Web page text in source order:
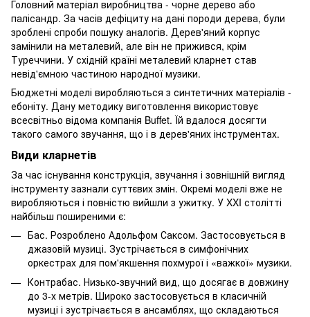
Головний матеріал виробництва - чорне дерево або
палісандр. За часів дефіциту на дані породи дерева, були
зроблені спроби пошуку аналогів. Дерев'яний корпус
замінили на металевий, але він не прижився, крім
Туреччини. У східній країні металевий кларнет став
невід'ємною частиною народної музики.
Бюджетні моделі виробляються з синтетичних матеріалів -
ебоніту. Дану методику виготовлення використовує
всесвітньо відома компанія Buffet. Їй вдалося досягти
такого самого звучання, що і в дерев'яних інструментах.
Види кларнетів
За час існування конструкція, звучання і зовнішній вигляд
інструменту зазнали суттєвих змін. Окремі моделі вже не
виробляються і повністю вийшли з ужитку. У XXI столітті
найбільш поширеними є:
Бас. Розроблено Адольфом Саксом. Застосовується в
джазовій музиці. Зустрічається в симфонічних
оркестрах для пом'якшення похмурої і «важкої» музики.
Контрабас. Низько-звучний вид, що досягає в довжину
до 3-х метрів. Широко застосовується в класичній
музиці і зустрічається в ансамблях, що складаються